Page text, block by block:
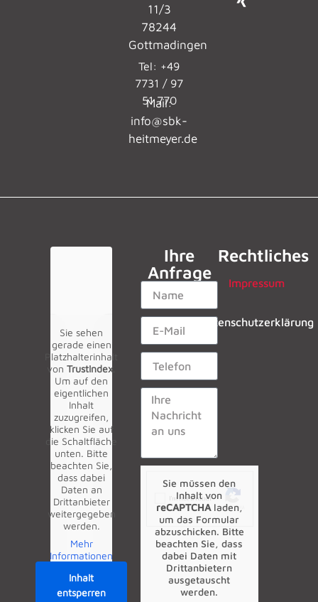
11/3
78244
Gottmadingen
Tel: +49
7731 / 97
51 770
Mail:
info@sbk-
heitmeyer.de
Sie sehen
gerade einen
Platzhalterinhalt
vonTrustIndex
Um auf den
eigentlichen
Inhalt
zuzugreifen,
klicken Sie auf
die Schaltfläche
unten. Bitte
beachten Sie,
dass dabei
Daten an
Drittanbieter
weitergegeben
werden.
Mehr
Informationen
Inhalt
entsperren
Ihre
Anfrage
Sie müssen den
Inhalt von
reCAPTCHAladen,
um das Formular
abzuschicken. Bitte
beachten Sie, dass
dabei Daten mit
Drittanbietern
ausgetauscht
werden.
Rechtliches
Impressum
Datenschutzerklärung